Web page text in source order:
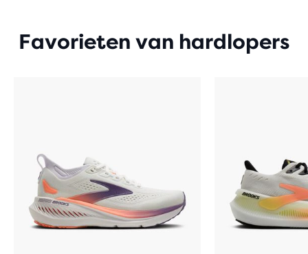
Favorieten van hardlopers